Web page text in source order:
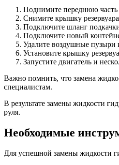
Поднимите переднюю часть
Снимите крышку
Подключите шланг
Подключите новый
Удалите воздушные пузыри
Установите крышку
Запустите двигатель и
Важно помнить, что замена
специалистам.
В результате замены жидкости
руля.
Необходимые
Для успешной замены жидкости